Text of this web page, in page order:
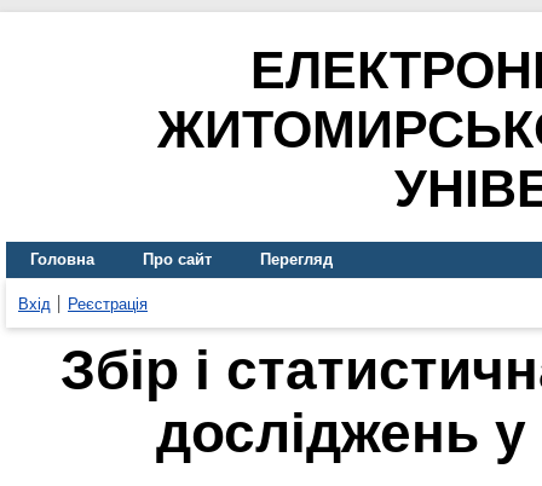
Головна Про сайт Перегляд
Вхід Реєстрація
Збір і
досліджень у